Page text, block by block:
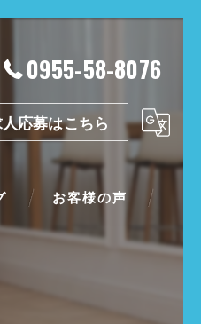
0955-58-8076
応募はこちら
お客様の声